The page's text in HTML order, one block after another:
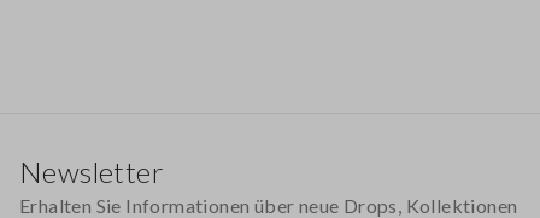
Newsletter
Erhalten Sie Informationen über neue Drops, Kollektionen